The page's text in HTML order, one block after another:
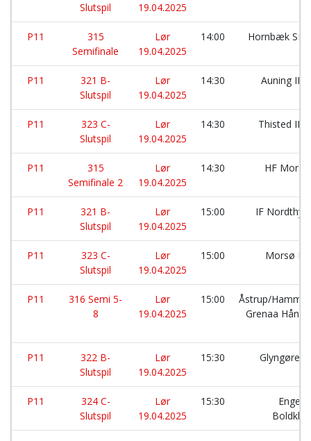
Slutspil
19.04.2025
P11
315
Semifinale
Lør
19.04.2025
14:00 Hornbæk
P11
321 B-
Slutspil
Lør
19.04.2025
14:30 Auning IF
P11
323 C-
Slutspil
Lør
19.04.2025
14:30 Thisted
P11
315
Semifinale 2
Lør
19.04.2025
14:30 HF
P11
321 B-
Slutspil
Lør
19.04.2025
15:00 IF
P11
323 C-
Slutspil
Lør
19.04.2025
15:00 Morsø
P11
316 Semi 5-
8
Lør
19.04.2025
15:00
Åstrup/
Grenaa
P11
322 B-
Slutspil
Lør
19.04.2025
15:30 Glyngøre
P11
324 C-
Slutspil
Lør
19.04.2025
15:30